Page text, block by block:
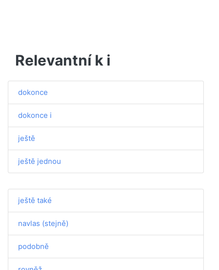
Relevantní k i
dokonce
dokonce i
ještě
ještě jednou
ještě také
navlas (stejně)
podobně